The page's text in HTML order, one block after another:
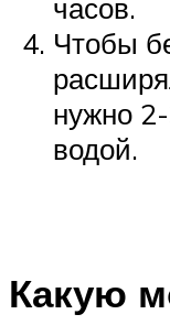
часов.
Чтобы
нужно
водой.
Какую